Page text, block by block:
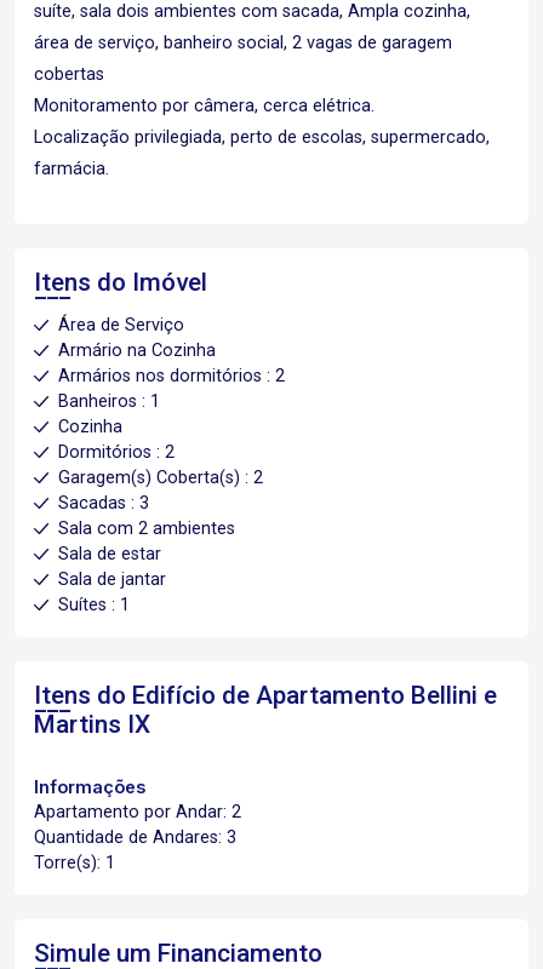
suíte, sala dois ambientes com sacada, Ampla cozinha,
área de serviço, banheiro social, 2 vagas de garagem
cobertas
Monitoramento por câmera, cerca elétrica.
Localização privilegiada, perto de escolas, supermercado,
farmácia.
Itens do Imóvel
Área de Serviço
Armário na Cozinha
Armários nos dormitórios : 2
Banheiros : 1
Cozinha
Dormitórios : 2
Garagem(s) Coberta(s) : 2
Sacadas : 3
Sala com 2 ambientes
Sala de estar
Sala de jantar
Suítes : 1
Itens do Edifício de Apartamento Bellini e
Martins IX
Informações
Apartamento por Andar: 2
Quantidade de Andares: 3
Torre(s): 1
Simule um Financiamento